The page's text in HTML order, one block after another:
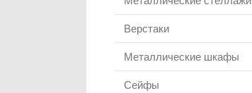
Верстаки
Металлические шкафы
Сейфы